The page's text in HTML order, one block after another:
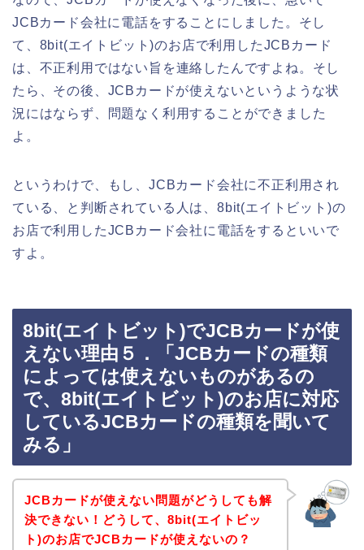
JCBカード会社に電話をすることにしました。そし
て、8bit(エイトビット)のお店で利用したJCBカード
は、不正利用ではない旨を連絡したんですよね。そし
たら、その後、JCBカードが使えないというような状
況にはならず、問題なく利用することができました
よ。
というわけで、もし、JCBカード会社に不正利用され
ている、と判断されている人は、8bit(エイトビット)の
お店で利用したJCBカード会社に電話をするといいで
すよ。
8bit(エイトビット)でJCBカードが使
えない理由５．「JCBカードの種類
によっては使えないものがあるの
で、8bit(エイトビット)のお店に対応
しているJCBカードの種類を聞いて
みる」
JCBカードが使えない問題がどうしても解
決できない！どうして、8bit(エイトビッ
ト)のお店でJCBカードが使えないの？